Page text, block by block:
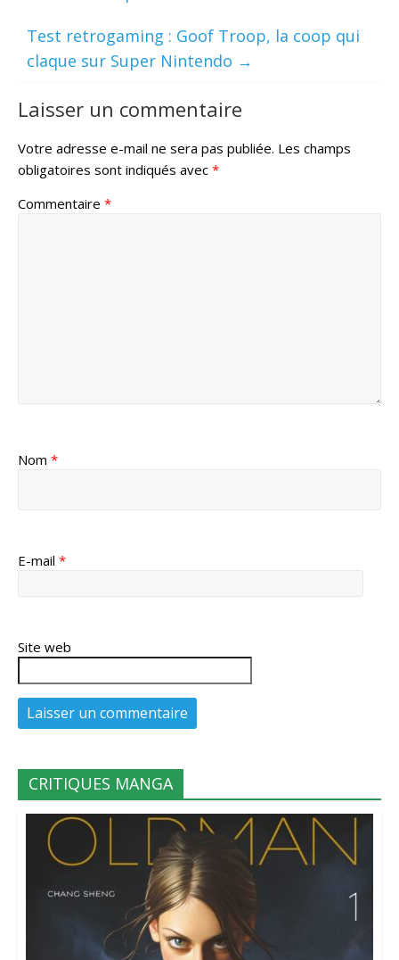
Test retrogaming : Goof Troop, la coop qui
claque sur Super Nintendo →
Laisser un commentaire
Votre adresse e-mail ne sera pas publiée. Les champs
obligatoires sont indiqués avec *
Commentaire *
Nom *
E-mail *
Site web
CRITIQUES MANGA